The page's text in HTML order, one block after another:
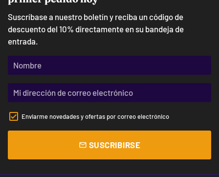
Suscríbase a nuestro boletín y reciba un código de
descuento del 10% directamente en su bandeja de
entrada.
Enviarme novedades y ofertas por correo electrónico
email SUSCRIBIRSE